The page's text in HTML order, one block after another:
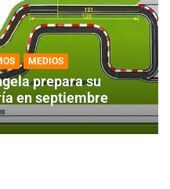
MEDIOS
prepara su
en septiembre